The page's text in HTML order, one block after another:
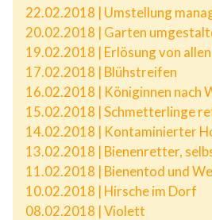
22.02.2018 | Umstellung
20.02.2018 | Garten
19.02.2018 | Erlösung von
17.02.2018 | Blühstreifen
16.02.2018 | Königinnen nach
15.02.2018 | Schmetterlinge
14.02.2018 | Kontaminierter
13.02.2018 | Bienenretter,
11.02.2018 | Bienentod und
10.02.2018 | Hirsche im Dorf
08.02.2018 | Violett